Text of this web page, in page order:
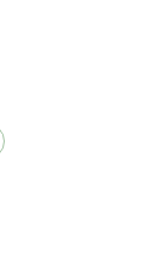
5匹まで)
を備え
仙石原にある
りの宿泊施